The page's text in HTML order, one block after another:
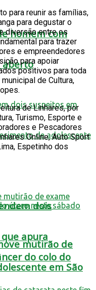
homem com
aberto
dois
apura
em São
para reunir as famílias,
para degustar o
diversão entre os
para trazer
e empreendedores
para apoiar
positivos para toda
de Cultura,
de Linhares, por
Turismo, Esporte e
e Pescadores
Online, Auto Sport
Espetinho dos
mutirão de
do colo do